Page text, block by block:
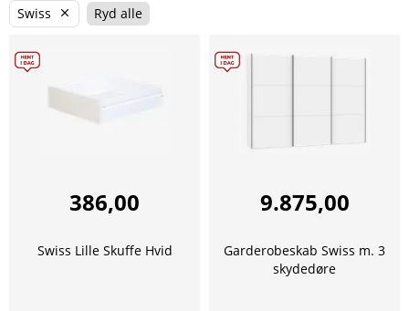
Swiss Ryd alle
386,00
Swiss Lille Skuffe Hvid
9.875,00
Garderobeskab Swiss m. 3
skydedøre